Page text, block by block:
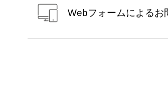
Webフォームによるお